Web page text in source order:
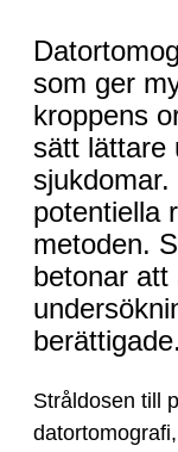
som ger
kroppens
sätt lättare
potentiella
metoden.
betonar att
berättigade.
Stråldosen till